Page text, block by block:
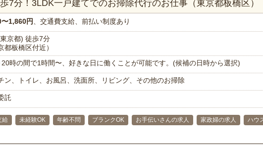
7分！3LDK一戸建てでのお掃除代行のお仕事（東京都板橋区）
1,860円 、交通費支給、前払い制度あり
京都) 徒歩7分
都板橋区付近）
時の間で1時間〜、好きな日に働くことが可能です。(候補の日時から選択)
ン、トイレ、お風呂、洗面所、リビング、その他のお掃除
託
給 未経験OK 年齢不問 ブランクOK お手伝いさんの求人 家政婦の求人
ハウ